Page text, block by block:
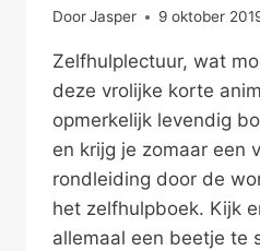
DoorJasper 9 oktober
Zelfhulplectuur, wat
deze vrolijke korte
opmerkelijk levendig
en krijg je zomaar een
rondleiding door de
het zelfhulpboek. Kijk
allemaal een beetje te